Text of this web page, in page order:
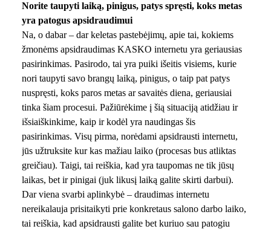
Norite taupyti laiką, pinigus, patys spręsti, koks metas
yra patogus apsidraudimui
Na, o dabar – dar keletas pastebėjimų, apie tai, kokiems
žmonėms apsidraudimas KASKO internetu yra geriausias
pasirinkimas. Pasirodo, tai yra puiki išeitis visiems, kurie
nori taupyti savo brangų laiką, pinigus, o taip pat patys
nuspręsti, koks paros metas ar savaitės diena, geriausiai
tinka šiam procesui. Pažiūrėkime į šią situaciją atidžiau ir
išsiaiškinkime, kaip ir kodėl yra naudingas šis
pasirinkimas. Visų pirma, norėdami apsidrausti internetu,
jūs užtruksite kur kas mažiau laiko (procesas bus atliktas
greičiau). Taigi, tai reiškia, kad yra taupomas ne tik jūsų
laikas, bet ir pinigai (juk likusį laiką galite skirti darbui).
Dar viena svarbi aplinkybė – draudimas internetu
nereikalauja prisitaikyti prie konkretaus salono darbo laiko,
tai reiškia, kad apsidrausti galite bet kuriuo sau patogiu